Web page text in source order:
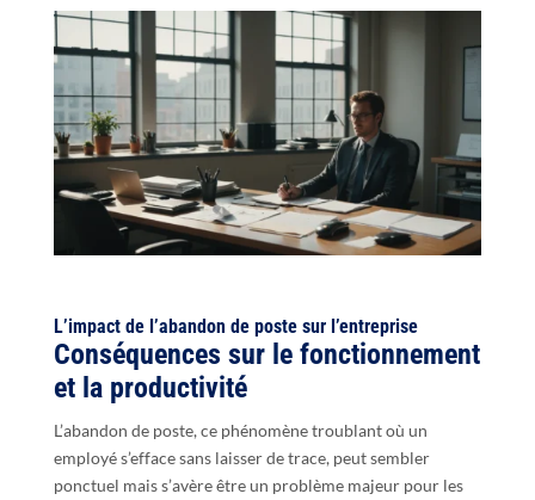
L’impact de l’abandon de poste sur l’entreprise
Conséquences sur le fonctionnement
et la productivité
L’abandon de poste, ce phénomène troublant où un
employé s’efface sans laisser de trace, peut sembler
ponctuel mais s’avère être un problème majeur pour les